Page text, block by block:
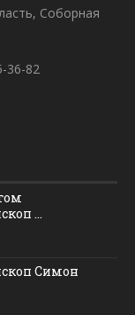
Соборная
36-82
...
Симон